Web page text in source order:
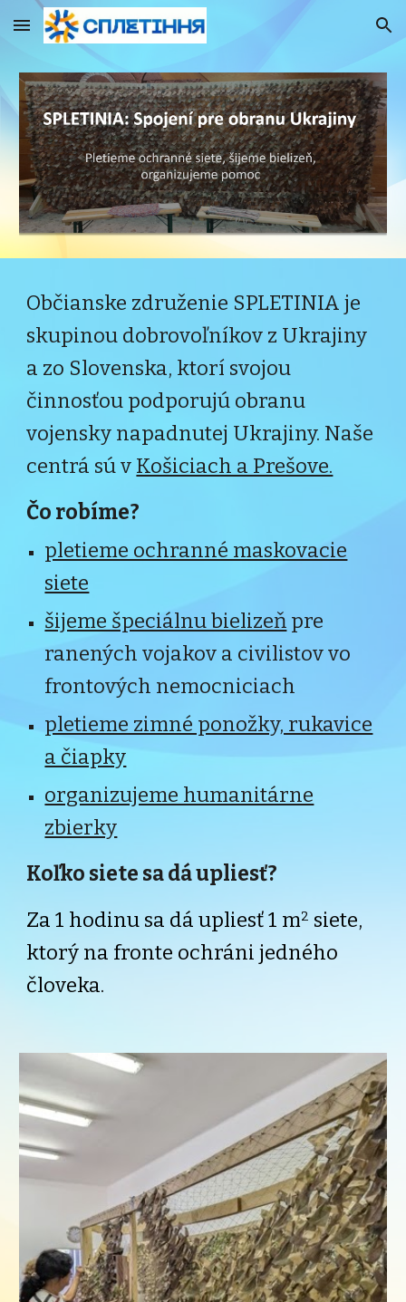
Skip to main content Skip to navigation
Občianske združenie SPLETINIA je
skupinou dobrovoľníkov z Ukrajiny
a zo Slovenska, ktorí svojou
činnosťou podporujú obranu
vojensky napadnutej Ukrajiny. Naše
centrá sú v Košiciach a Prešove.
Čo robíme?
pletieme ochranné maskovacie
siete
šijeme špeciálnu bielizeň pre
ranenýchvojakov a civilistovvo
frontových nemocniciach
pletieme zimné ponožky, rukavice
a čiapky
organizujeme humanitárne
zbierky
Koľko siete sa dá upliesť?
Za 1 hodinu sa dá upliesť 1 m2 siete,
ktorý na fronte ochránijedného
človeka.